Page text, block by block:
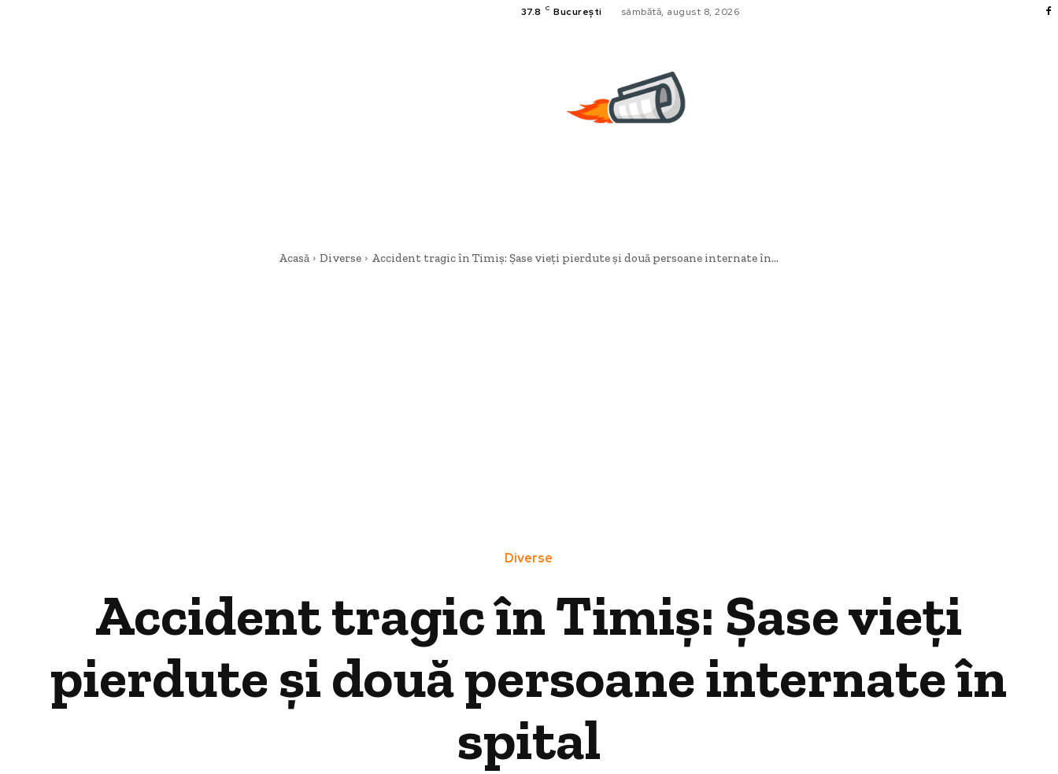
37.8 C București sâmbătă, august 8, 2026
Acasă Diverse Accident tragic în Timiș: Șase vieți pierdute și două persoane internate în...
Diverse
Accident tragic în Timiș: Șase vieți
pierdute și două persoane internate în
spital